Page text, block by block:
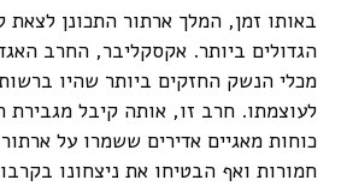
באותו זמן, המלך ארתור התכונן לצאת
הגדולים ביותר. אקסקליבר, החרב
מכלי הנשק החזקים ביותר שהיו
לעוצמתו. חרב זו, אותה קיבל
כוחות מאגיים אדירים ששמרו על
חמורות ואף הבטיחו את ניצחונו